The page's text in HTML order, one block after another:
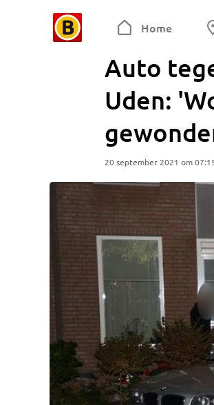
Home
Auto
Uden:
20 september 2021 om